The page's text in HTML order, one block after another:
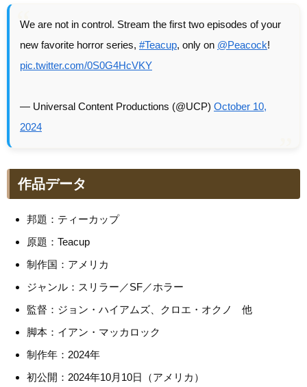
We are not in control. Stream the first two episodes of your
new favorite horror series, #Teacup, only on @Peacock!
pic.twitter.com/0S0G4HcVKY
— Universal Content Productions (@UCP) October 10,
2024
作品データ
邦題：ティーカップ
原題：Teacup
制作国：アメリカ
ジャンル：スリラー／SF／ホラー
監督：ジョン・ハイアムズ、クロエ・オクノ 他
脚本：イアン・マッカロック
制作年：2024年
初公開：2024年10月10日（アメリカ）